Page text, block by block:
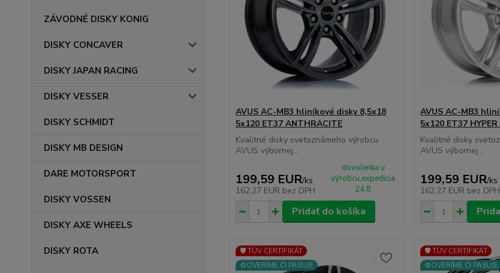
ZÁVODNÉ DISKY KONIG
DISKY CONCAVER
DISKY JAPAN RACING
DISKY VESSER
DISKY SCHMIDT
DISKY MB DESIGN
DARE MOTORSPORT
DISKY VOSSEN
DISKY AXE WHEELS
DISKY ROTA
AVUS AC-MB3 hliníkové disky 8,5x18
5x120 ET37 ANTHRACITE
Kvalitné disky svetoznámeho výrobcu
AVUS výbornej...
199,59 EUR/ks
162,27 EUR bez DPH
dovolenka u
výrobcu,expedicia
24.8
Pridať do košíka
AVUS AC-MB3
5x120 ET37 HYPER
Kvalitné disky
AVUS výbornej...
199,59 EUR/ks
162,27 EUR bez DPH
🛡️ TÜV CERTIFIKÁT
⚙️OVERÍME ČI PASUJE
🛡️ TÜV CERTIFIKÁT
⚙️OVERÍME ČI PASUJE